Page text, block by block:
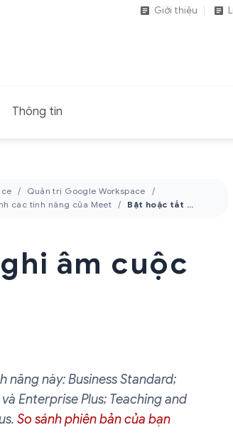
Giới thiệu
Thông tin
Quản trị Google Workspace
các tính năng của Meet Bật hoặc tắt ghi âm cuộc họp
âm cuộc
này: Business Standard;
Enterprise Plus; Teaching and
So sánh phiên bản của bạn